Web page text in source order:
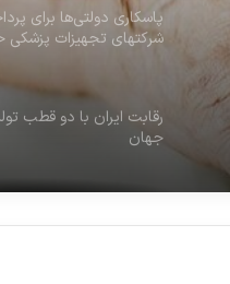
پاسکاری دولتی‌ها برای
شرکتهای تجهیزات پزشکی
رقابت ایران با دو قطب
جهان